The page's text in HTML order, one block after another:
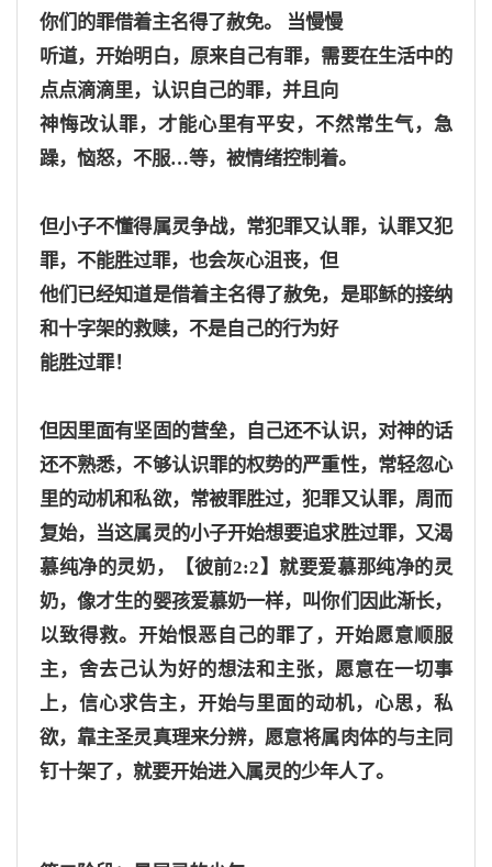
你们的罪借着主名得了赦免。
当慢慢
听道，开始明白，原来自己有罪，需要在生活中的
点点滴滴里，认识自己的罪，并且向
神悔改认罪，才能心里有平安，不然常生气，急
躁，恼怒，不服…等，被情绪控制着。
但小子不懂得属灵争战，常犯罪又认罪，认罪又犯
罪，不能胜过罪，也会灰心沮丧，但
他们已经知道是借着主名得了赦免，是耶稣的接纳
和十字架的救赎，不是自己的行为好
能胜过罪！
但因里面有坚固的营垒，自己还不认识，对神的话
还不熟悉，不够认识罪的权势的严重性，常轻忽心
里的动机和私欲，常被罪胜过，犯罪又认罪，周而
复始，当这属灵的小子开始想要追求胜过罪，又渴
慕纯净的灵奶， 【彼前2:2】就要爱慕那纯净的灵
奶，像才生的婴孩爱慕奶一样，叫你们因此渐长，
以致得救。 开始恨恶自己的罪了，开始愿意顺服
主，舍去己认为好的想法和主张，愿意在一切事
上，信心求告主，开始与里面的动机，心思，私
欲，靠主圣灵真理来分辨，愿意将属肉体的与主同
钉十架了，就要开始进入属灵的少年人了。